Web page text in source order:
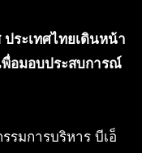
ระเทศไทยเดินหน้า
พื่อมอบประสบการณ์
รมการบริหาร บีเอ็